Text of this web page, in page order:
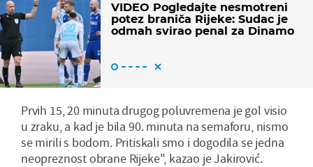
VIDEO Pogledajte nesmotreni
potez braniča Rijeke: Sudac je
odmah svirao penal za Dinamo
Prvih 15, 20 minuta drugog poluvremena je gol visio
u zraku, a kad je bila 90. minuta na semaforu, nismo
se mirili s bodom. Pritiskali smo i dogodila se jedna
neopreznost obrane Rijeke", kazao je Jakirović.